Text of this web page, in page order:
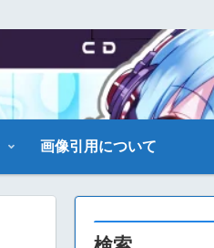
画像引用について